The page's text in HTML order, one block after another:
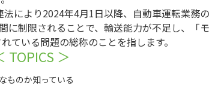
により2024年4月1日以降、自動車運転業務の
に制限されることで、輸送能力が不足し、「モ
ている問題の総称のことを指します。
TOPICS ＞
ものか知っている